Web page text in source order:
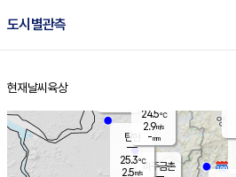
도시별관측
홈
현재날씨 육상
파주금촌
탄현
25.3℃
2.5m/s
24.5℃
2.9m/s
-mm